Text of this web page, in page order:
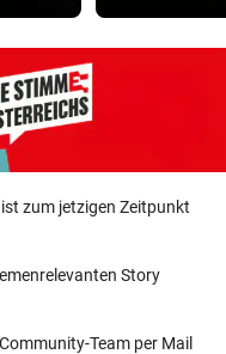
zum jetzigen Zeitpunkt
Story
Team per Mail